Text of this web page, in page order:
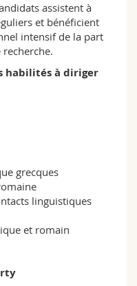
assistent à
et bénéficient
intensif de la part
habilités à diriger
grecques
linguistiques
et romain